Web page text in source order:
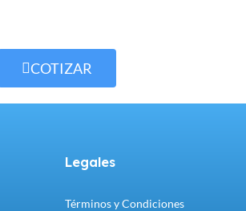
COTIZAR
Legales
Términos y Condiciones